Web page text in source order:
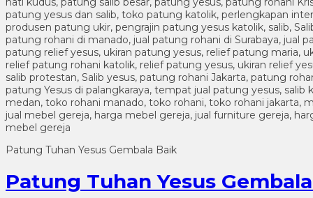
Patung Tuhan Yesus Gembala Baik
Patung Tuhan Yesus